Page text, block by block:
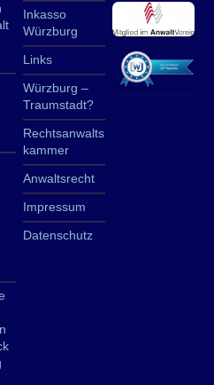
Inkasso
Würzburg
Links
Würzburg –
Traumstadt?
Rechtsanwalts
kammer
Anwaltsrecht
Impressum
Datenschutz